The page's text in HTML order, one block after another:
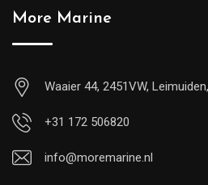
More Marine
Waaier 44, 2451VW,
+31 172 506820
info@moremarine.nl